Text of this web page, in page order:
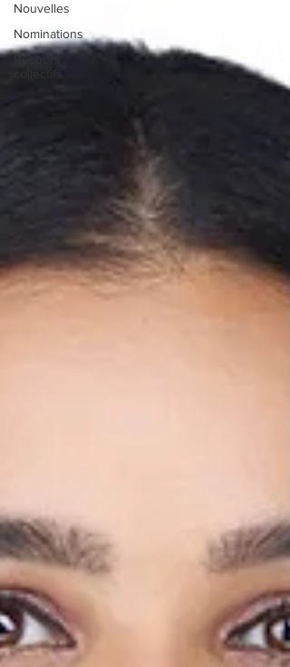
Nouvelles
Nominations